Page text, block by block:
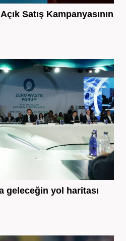
Satış Kampanyasının
geleceğin yol haritası